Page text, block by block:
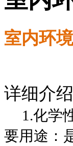
室内环
详细介
1.化学
要用途：